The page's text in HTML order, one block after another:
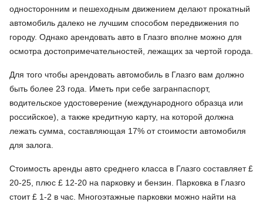
односторонним и пешеходным движением делают прокатный
автомобиль далеко не лучшим способом передвижения по
городу. Однако арендовать авто в Глазго вполне можно для
осмотра достопримечательностей, лежащих за чертой города.
Для того чтобы арендовать автомобиль в Глазго вам должно
быть более 23 года. Иметь при себе загранпаспорт,
водительское удостоверение (международного образца или
российское), а также кредитную карту, на которой должна
лежать сумма, составляющая 17% от стоимости автомобиля
для залога.
Стоимость аренды авто среднего класса в Глазго составляет £
20-25, плюс £ 12-20 на парковку и бензин. Парковка в Глазго
стоит £ 1-2 в час. Многоэтажные парковки можно найти на